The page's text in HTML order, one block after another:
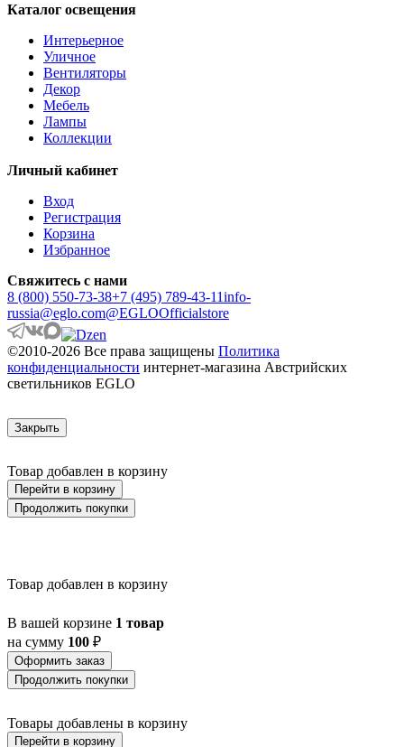
ANTELAO
ANTIPOLO
ANWICK
ANWICK 1
ANZINO
APRICALE
ARACENA
ARANGONA
ARANZOLA
ARENALES
ARGOLIS 2
ARISCANI
ARISCANI 2
ARNHEM
ARRECIFE
ARTANA
ASBY
ASINDRO
ATOLLARI
AULIYE
AUROTONELLO
AUSTELL
AZAR 60
AZBARREN
BAILRIGG
BALEZZE
BALIGUIAN
BALLINA
BALMAHA
BALNARIO
BARBOTTO
BARI-M
BARNSTAPLE
BASALGO 1
BASILANO
BASILDON
BATALLAS
BAZELY
Каталог освещения
Интерьерное
Уличное
Вентиляторы
Декор
Мебель
Лампы
Коллекции
Личный кабинет
Вход
Регистрация
Корзина
Избранное
Свяжитесь с нами
8 (800) 550-73-38+7 (495) 789-43-11info-
russia@eglo.com@EGLOOfficialstore
©2010-2026 Все права защищены Политика
конфиденциальности интернет-магазина Австрийских
светильников EGLO
Закрыть
Товар добавлен в корзину
Перейти в корзину
Продолжить покупки
Товар добавлен в корзину
В вашей корзине 1 товар
на сумму 100 ₽
Оформить заказ
Продолжить покупки
Товары добавлены в корзину
Перейти в корзину